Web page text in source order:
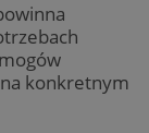
konkretnym